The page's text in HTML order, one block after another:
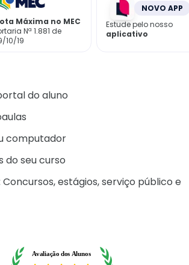
Máxima no MEC
Nª 1.881 de
10/19
NOVO APP
Estude pelo nosso
aplicativo
do aluno
computador
do seu curso
oncursos, estágios, serviço público e